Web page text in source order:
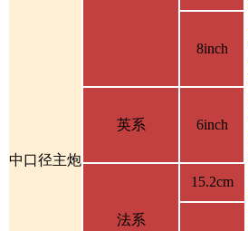
中口径主炮
8inch
英系 6inch
法系
15.2cm